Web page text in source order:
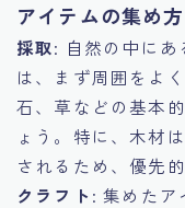
アイテムの集め
採取: 自然の中にあ
は、まず周囲をよ
石、草などの基本
ょう。特に、木材
されるため、優先
クラフト : 集めたア